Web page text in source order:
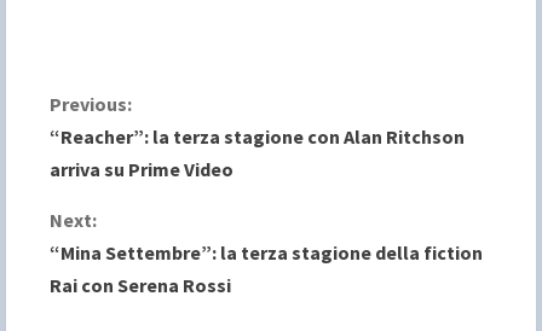
C
o
n
t
Previous:
“Reacher”: la terza stagione con Alan Ritchson
arriva su Prime Video
Next:
“Mina Settembre”: la terza stagione della fiction
Rai con Serena Rossi